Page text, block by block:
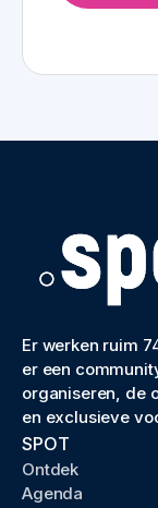
Er werken ruim
er een
organiseren, de
en exclusieve
SPOT
Ontdek
Agenda